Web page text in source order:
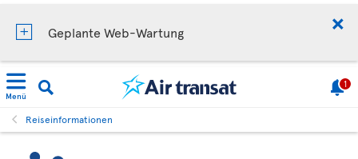
Geplante Web-Wartung
Menü
1
Reiseinformationen